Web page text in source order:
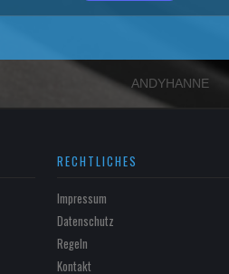
ANDYHANNE
RECHTLICHES
Impressum
Datenschutz
Regeln
Kontakt